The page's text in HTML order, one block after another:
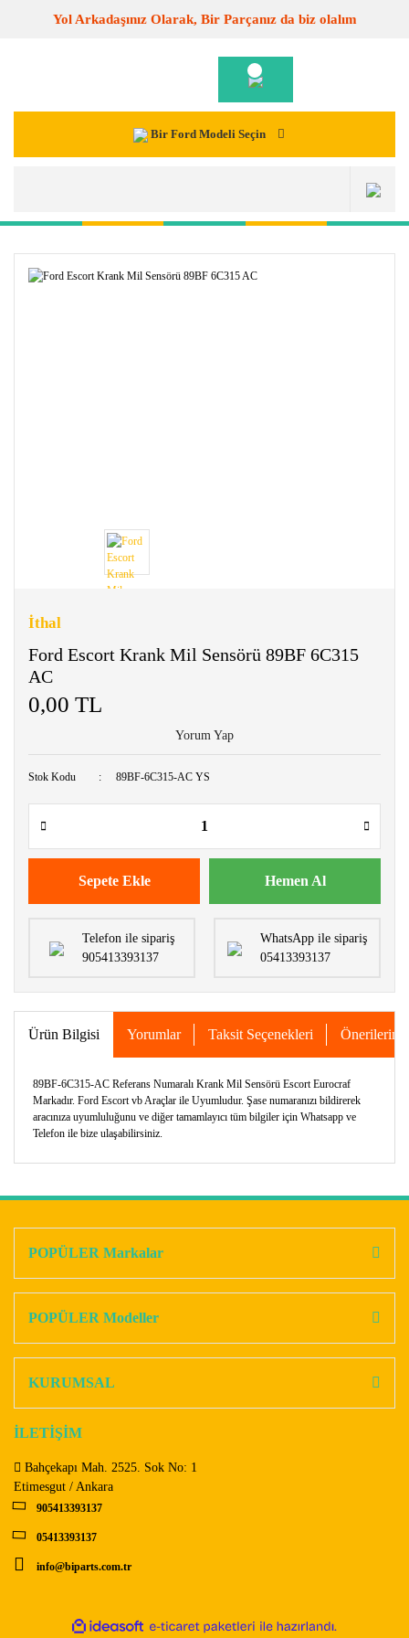
Yol Arkadaşınız Olarak, Bir Parçanız da biz olalım
Bir Ford Modeli Seçin
İthal
Ford Escort Krank Mil Sensörü 89BF 6C315
AC
0,00 TL
Yorum Yap
Stok Kodu 89BF-6C315-AC YS
Sepete Ekle Hemen Al
Telefon ile sipariş
905413393137
WhatsApp ile sipariş
05413393137
Ürün Bilgisi Yorumlar Taksit Seçenekleri Önerileriniz
89BF-6C315-AC Referans Numaralı Krank Mil Sensörü Escort Eurocraf
Markadır. Ford Escort vb Araçlar ile Uyumludur. Şase numaranızı bildirerek
aracınıza uyumluluğunu ve diğer tamamlayıcı tüm bilgiler için Whatsapp ve
Telefon ile bize ulaşabilirsiniz.
Ürün açıklamasında eksik bilgiler bulunuyor.
Bu ürüne benzer farklı alternatifler olmalı.
POPÜLER Markalar
POPÜLER Modeller
KURUMSAL
İLETİŞİM
Bahçekapı Mah. 2525. Sok No: 1
Etimesgut / Ankara
905413393137
05413393137
info@biparts.com.tr
ideasoft
e-